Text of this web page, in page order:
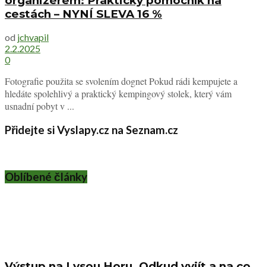
cestách – NYNÍ SLEVA 16 %
od jchvapil
2.2.2025
0
Fotografie použita se svolením dognet Pokud rádi kempujete a
hledáte spolehlivý a praktický kempingový stolek, který vám
usnadní pobyt v ...
Přidejte si Vyslapy.cz na Seznam.cz
Oblíbené články